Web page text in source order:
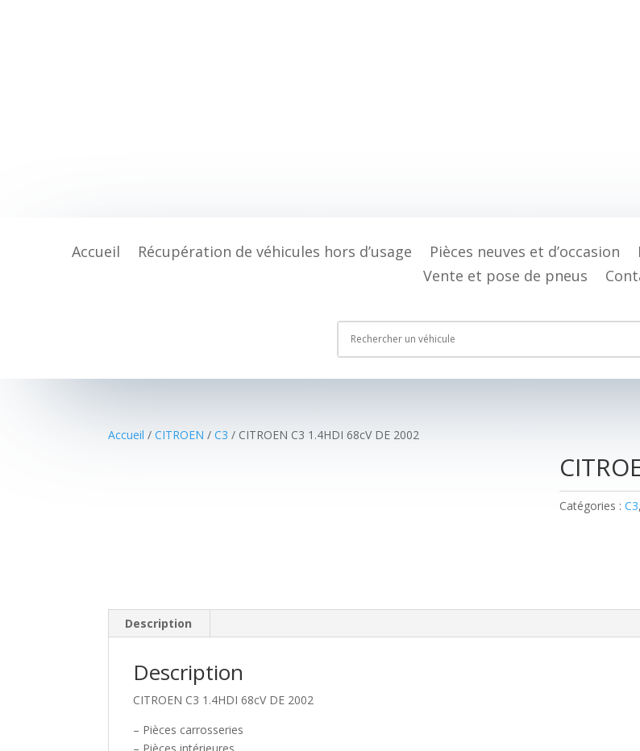
Accueil Récupération de véhicules hors d’usage Pièces neuves et d’occasion
Vente et pose de pneus
Accueil /CITROEN /C3 / CITROEN C3 1.4HDI 68cV DE 2002
Catégories : C3,
Description
Description
CITROEN C3 1.4HDI 68cV DE 2002
– Pièces carrosseries